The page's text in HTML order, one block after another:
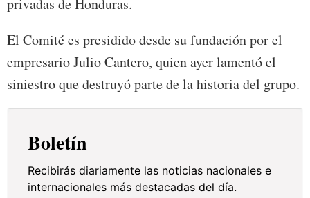
privadas de Honduras.
El Comité es presidido desde su fundación por el
empresario Julio Cantero, quien ayer lamentó el
siniestro que destruyó parte de la historia del grupo.
Boletín
Recibirás diariamente las noticias nacionales e
internacionales más destacadas del día.